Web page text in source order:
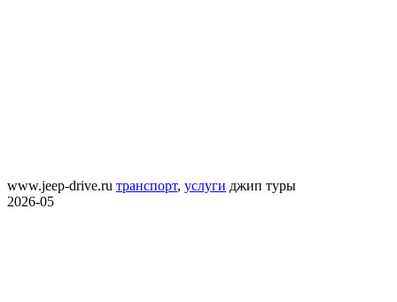
www.jeep-drive.ru транспорт, услуги джип туры
2026-05